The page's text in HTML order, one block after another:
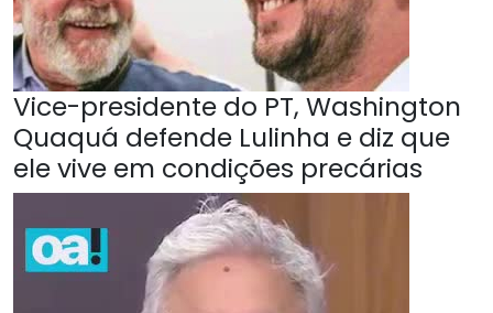
Vice-presidente do PT, Washington
Quaquá defende Lulinha e diz que
ele vive em condições precárias